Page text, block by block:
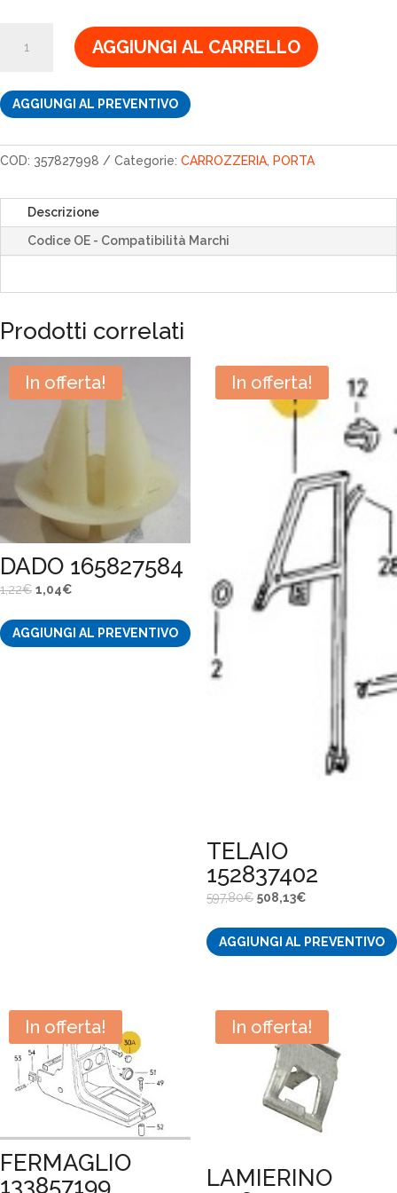
quantità
AGGIUNGI AL CARRELLO
AGGIUNGI AL PREVENTIVO
COD: 357827998 Categorie: CARROZZERIA PORTA
Descrizione
Codice OE - Compatibilità Marchi
Prodotti correlati
In offerta!
DADO 165827584
1,22€ Il
originale
1,04€
attuale
AGGIUNGI AL PREVENTIVO
In offerta!
TELAIO
152837402
597,80€ Il
originale
508,13€Il
attuale
AGGIUNGI AL PREVENTIVO
In offerta!
FERMAGLIO
133857199
In offerta!
LAMIERINO